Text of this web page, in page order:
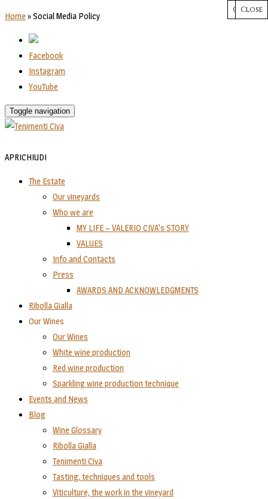
Home »Social Media Policy
Facebook
Instagram
YouTube
Toggle navigation
APRICHIUDI
The Estate
Our vineyards
Who we are
MY LIFE – VALERIO CIVA’s STORY
VALUES
Info and Contacts
Press
AWARDS AND ACKNOWLEDGMENTS
Ribolla Gialla
Our Wines
Our Wines
White wine production
Red wine production
Sparkling wine production technique
Events and News
Blog
Wine Glossary
Ribolla Gialla
Tenimenti Civa
Tasting, techniques and tools
Viticulture, the work in the vineyard
CHIUDI
Close
Close
Close
Close